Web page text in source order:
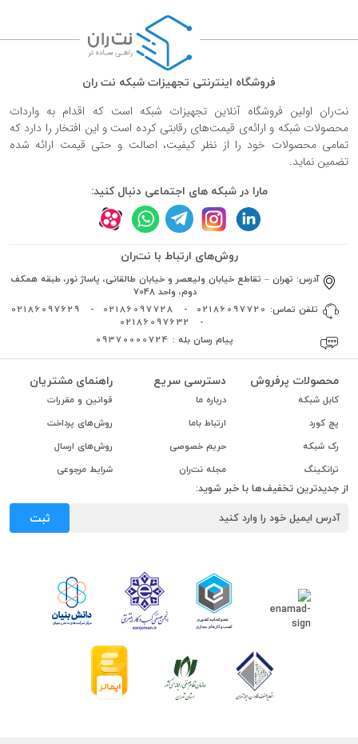
فروشگاه اینترنتی تجهیزات شبکه نت ران
نت‌ران اولین فروشگاه آنلاین تجهیزات شبکه است که اقدام به واردات
محصولات شبکه و ارائه‌ی قیمت‌های رقابتی کرده است و این افتخار را دارد که
تمامی محصولات خود را از نظر کیفیت، اصالت و حتی قیمت ارائه شده
تضمین نماید.
مارا در شبکه های اجتماعی دنبال کنید:
روش‌های ارتباط با نت‌ران
آدرس: تهران – تقاطع خیابان ولیعصر و خیابان طالقانی، پاساژ نور، طبقه همکف
دوم، واحد 7048
تلفن تماس: 02186097720
-
02186097728
-
02186097629
-
02186097632
پیام رسان بله : 09370000724
محصولات پرفروش
کابل شبکه
پچ کورد
رک شبکه
ترانکینگ
دسترسی سریع
درباره ما
ارتباط باما
حریم خصوصی
مجله نت‌ران
راهنمای مشتریان
قوانین و مقررات
روش‌های پرداخت
روش‌های ارسال
شرایط مرجوعی
از جدیدترین تخفیف‌ها با خبر شوید:
ثبت